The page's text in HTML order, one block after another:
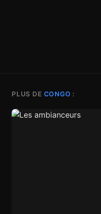
PLUS DE CONGO :